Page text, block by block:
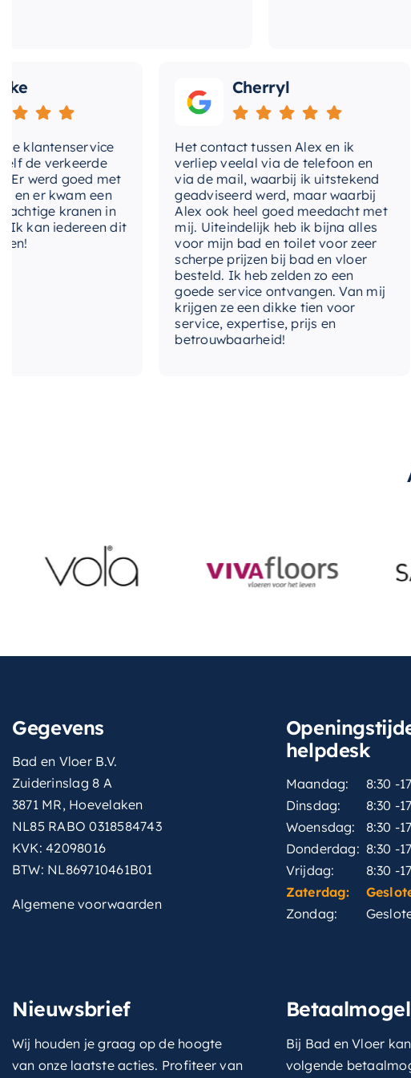
verkeerde
goed met
er kwam een
kranen in
iedereen dit
Cherryl
Het contact tussen Alex en ik
verliep veelal via de telefoon en
via de mail, waarbij ik uitstekend
geadviseerd werd, maar waarbij
Alex ook heel goed meedacht met
mij. Uiteindelijk heb ik bijna alles
voor mijn bad en toilet voor zeer
scherpe prijzen bij bad en vloer
besteld. Ik heb zelden zo een
goede service ontvangen. Van mij
krijgen ze een dikke tien voor
service, expertise, prijs en
betrouwbaarheid!
Gegevens
Bad en Vloer B.V.
Zuiderinslag 8 A
3871 MR, Hoevelaken
NL85 RABO 0318584743
KVK: 42098016
BTW: NL869710461B01
Algemene voorwaarden
helpdesk
Maandag:
8:30 -
Dinsdag:
8:30 -
Woensdag:
8:30 -
Donderdag: 8:30 -
Vrijdag:
8:30 -
Zaterdag:
Zondag:
Nieuwsbrief
Wij houden je graag op de hoogte
van onze laatste acties. Profiteer van
Bij Bad en Vloer
volgende